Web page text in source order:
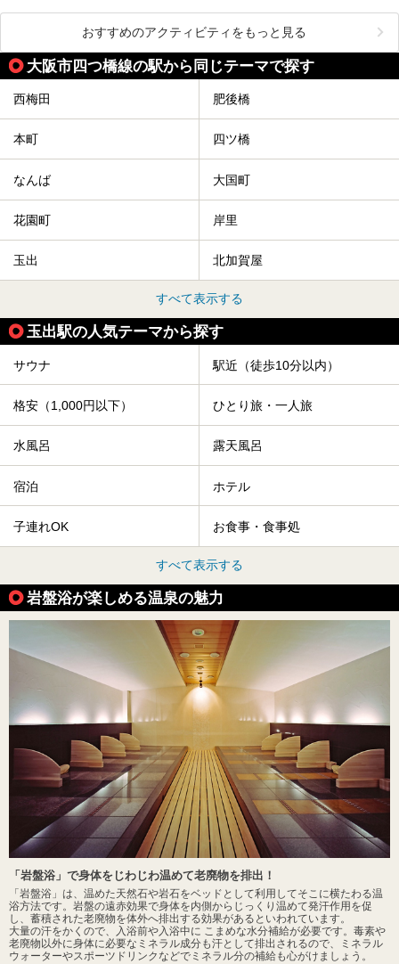
おすすめのアクティビティをもっと見る
大阪市四つ橋線の駅から同じテーマで探す
西梅田 肥後橋
本町 四ツ橋
なんば 大国町
花園町 岸里
玉出 北加賀屋
すべて表示する
玉出駅の人気テーマから探す
サウナ 駅近（徒歩10分以内）
格安（1,000円以下） ひとり旅・一人旅
水風呂 露天風呂
宿泊 ホテル
子連れOK お食事・食事処
すべて表示する
岩盤浴が楽しめる温泉の魅力
「岩盤浴」で身体をじわじわ温めて老廃物を排出！
「岩盤浴」は、温めた天然石や岩石をベッドとして利用してそこに横たわる温
浴方法です。岩盤の遠赤効果で身体を内側からじっくり温めて発汗作用を促
し、蓄積された老廃物を体外へ排出する効果があるといわれています。
大量の汗をかくので、入浴前や入浴中に こまめな水分補給が必要です。毒素や
老廃物以外に身体に必要なミネラル成分も汗として排出されるので、ミネラル
ウォーターやスポーツドリンクなどでミネラル分の補給も心がけましょう。